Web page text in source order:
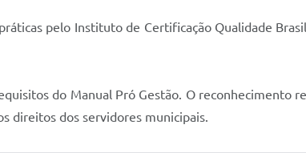
pelo Instituto de Certificação Qualidade
do Manual Pró Gestão. O reconhecimento
direitos dos servidores municipais.